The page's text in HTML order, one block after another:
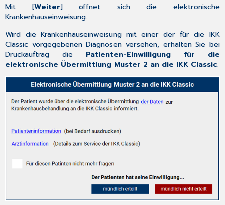
Mit [Weiter] öffnet sich die elektronische
Krankenhauseinweisung.
Wird die Krankenhauseinweisung mit einer der für die IKK
Classic vorgegebenen Diagnosen versehen, erhalten Sie bei
Druckauftrag die Patienten-Einwilligung für die
elektronische Übermittlung Muster 2 an die IKK Classic.